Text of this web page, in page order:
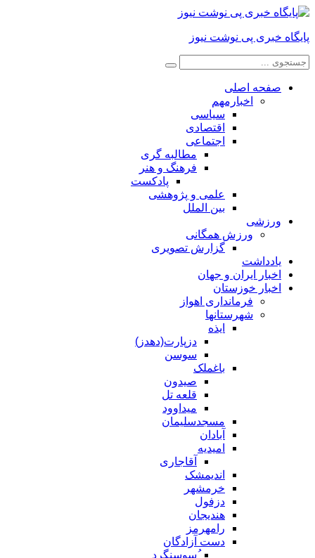
پایگاه خبری پی نوشت نیوز
صفحه اصلی
اخبارمهم
سیاسی
اقتصادی
اجتماعی
مطالبه گری
فرهنگ و هنر
پادکست
علمی و پژوهشی
بین الملل
ورزشی
ورزش همگانی
گزارش تصویری
یادداشت
اخبار ایران و جهان
اخبار خوزستان
فرمانداری اهواز
شهرستانها
ایذه
دزپارت(دهدز)
سوسن
باغملک
صیدون
قلعه تل
میداوود
مسجدسلیمان
آبادان
امیدیه
آقاجاری
اندیمشک
خرمشهر
دزفول
هندیجان
رامهرمز
دست آزادگان
ُسوسنگرد